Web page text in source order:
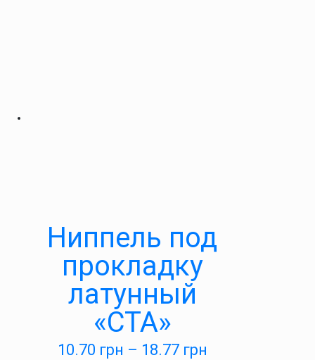
Ниппель под
прокладку
латунный
«СТА»
10.70 грн – 18.77 грн